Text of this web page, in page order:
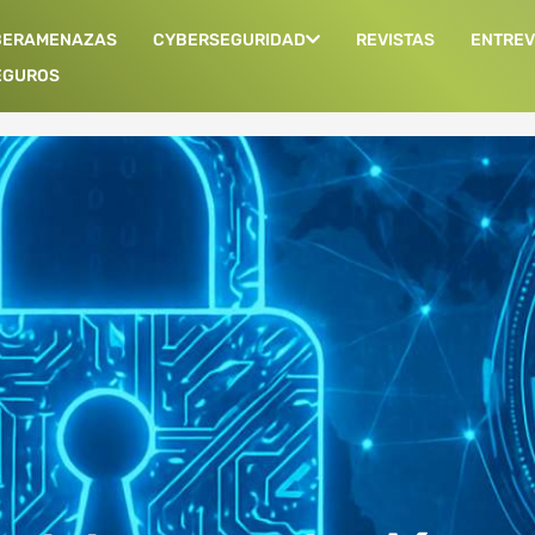
CYBERSEGURIDAD REVISTAS